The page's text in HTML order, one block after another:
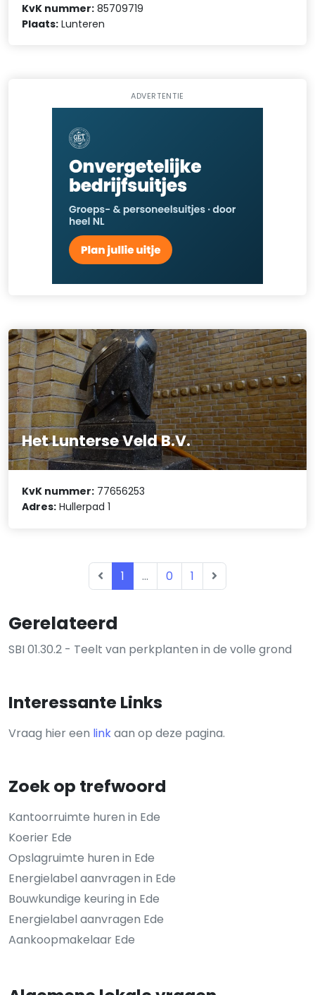
Gerelateerd
SBI 01.30.2 - Teelt van perkplanten in de volle grond
Interessante Links
Vraag hier een linkaan op deze pagina.
Zoek op trefwoord
Kantoorruimte huren in Ede
Koerier Ede
Opslagruimte huren in Ede
Energielabel aanvragen in Ede
Bouwkundige keuring in Ede
Energielabel aanvragen Ede
Aankoopmakelaar Ede
KvK nummer: 85709719
Plaats: Lunteren
ADVERTENTIE
Het Lunterse Veld B.V.
KvK nummer: 77656253
Adres: Hullerpad 1
1 ... 0 1